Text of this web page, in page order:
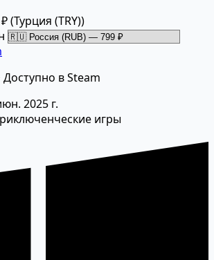
(Турция (TRY))
Доступно в Steam
2025 г.
игры